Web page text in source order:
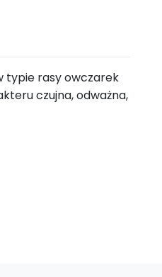
typie rasy owczarek
czujna, odważna,